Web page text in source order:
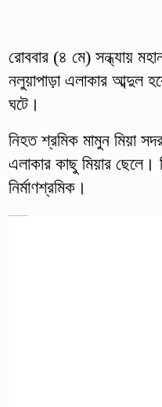
রোববার (৪ মে) সন্ধ্যায়
নলুয়াপাড়া এলাকার আব্দুল
ঘটে।
নিহত শ্রমিক মামুন মিয়া
এলাকার কাছু মিয়ার
নির্মাণশ্রমিক।